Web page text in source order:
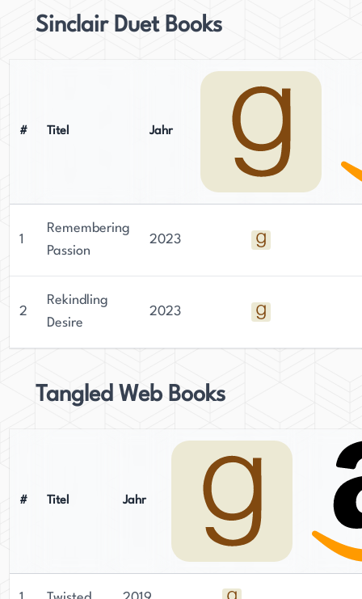
Sinclair Duet Books
# Titel Jahr
1
Remembering
Passion
2023
2
Rekindling
Desire
2023
Tangled Web Books
# Titel Jahr